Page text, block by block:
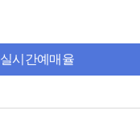
실시간예매율